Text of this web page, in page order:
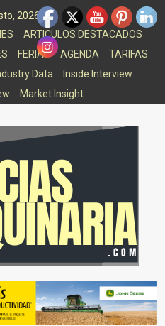
2026
ARTICULOS DESTACADOS
FERIAS AGENDA
TARIFAS
Data
Inside Interview
Market Insight